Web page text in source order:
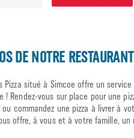
DE NOTRE RESTAURANT
Pizza situé à Simcoe offre un
! Rendez-vous sur place pour une
commandez une pizza à livrer à
offre, à vous et à votre famille,